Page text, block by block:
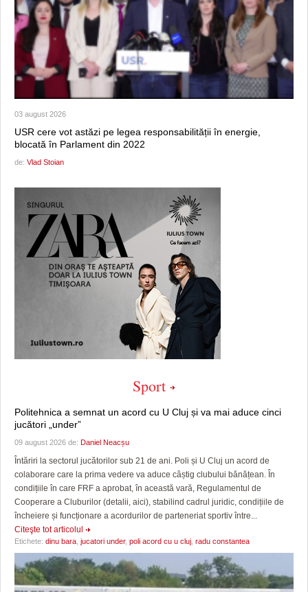
03 august 2026
USR cere vot astăzi pe legea responsabilității în energie,
blocată în Parlament din 2022
de: Vlad Stoian
Sport
Politehnica a semnat un acord cu U Cluj și va mai aduce cinci
jucători „under”
09 august 2026 de: Daniel Neacșu
Întăriri la sectorul jucătorilor sub 21 de ani. Poli și U Cluj un acord de
colaborare care la prima vedere va aduce câștig clubului bănățean. În
condițiile în care FRF a aprobat, în această vară, Regulamentul de
Cooperare a Cluburilor (detalii, aici), stabilind cadrul juridic, condițiile de
încheiere și funcționare a acordurilor de parteneriat sportiv între...
Citeşte tot articolul
Etichete: dinu bara jucatori under, poli acord cu u cluj radu constantea